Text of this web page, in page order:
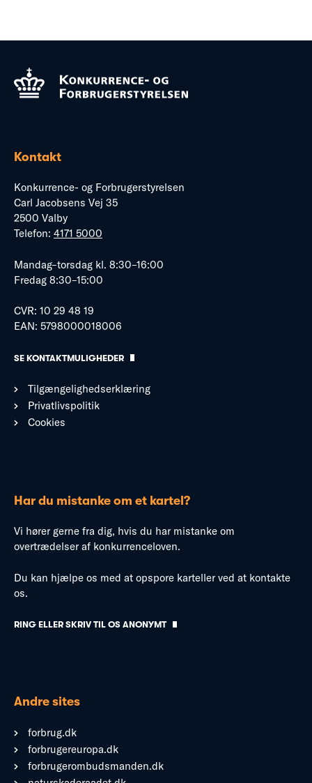
Kontakt
Konkurrence- og Forbrugerstyrelsen
Carl Jacobsens Vej 35
2500 Valby
Telefon: 4171 5000
Mandag–torsdag kl. 8:30–16:00
Fredag 8:30–15:00
CVR: 10 29 48 19
EAN: 5798000018006
SE KONTAKTMULIGHEDER
Tilgængelighedserklæring
Privatlivspolitik
Cookies
Har du mistanke om et kartel?
Vi hører gerne fra dig, hvis du har mistanke om
overtrædelser af konkurrenceloven.
Du kan hjælpe os med at opspore karteller ved at kontakte
os.
RING ELLER SKRIV TIL OS ANONYMT
Andre sites
forbrug.dk
forbrugereuropa.dk
forbrugerombudsmanden.dk